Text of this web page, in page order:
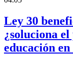
Ley 30
¿soluciona
educación